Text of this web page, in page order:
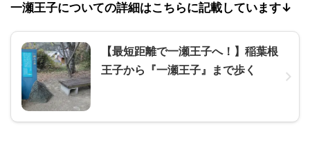
一瀬王子についての詳細はこちらに記載しています↓
【最短距離で一瀬王子へ！】稲葉根
王子から『一瀬王子』まで歩く